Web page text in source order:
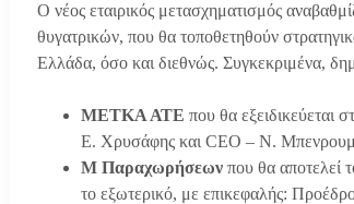
Ο νέος εταιρικός μετασχηματισμός
θυγατρικών, που θα τοποθετηθούν
Ελλάδα, όσο και διεθνώς. Συγκεκριμένα,
ΜΕΤΚΑ ΑΤΕπου θα
Ε. Χρυσάφης και CEO – Ν.
Μ Παραχωρήσεωνπου θα αποτελεί
το εξωτερικό, με επικεφαλής: